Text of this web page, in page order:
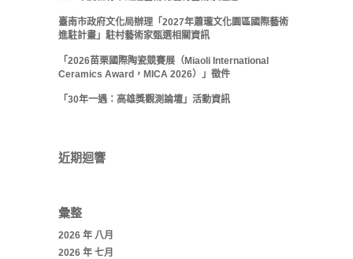
臺南市政府文化局辦理「2027年蕭瓏文化園區國際藝術
進駐計畫」駐村藝術家甄選相關資訊
「2026苗栗國際陶瓷競賽展（Miaoli International
Ceramics Award，MICA 2026）」徵件
「30年一遇：高雄獎觀測論壇」活動資訊
近期迴響
彙整
2026 年 八月
2026 年 七月